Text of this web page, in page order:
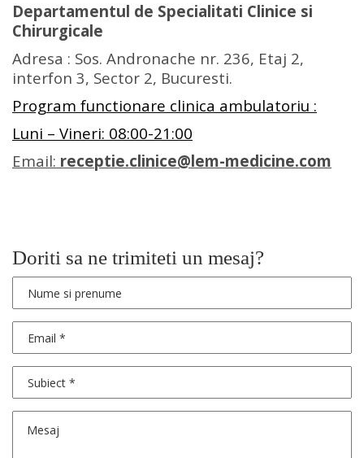
Departamentul de Specialitati Clinice si
Chirurgicale
Adresa : Sos. Andronache nr. 236, Etaj 2,
interfon 3, Sector 2, Bucuresti.
Program functionare clinica ambulatoriu :
Luni – Vineri: 08:00-21:00
Email: receptie.clinice@lem-medicine.com
Doriti sa ne trimiteti un mesaj?